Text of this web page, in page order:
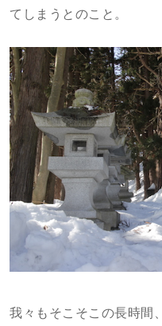
てしまうとのこと。
我々もそこそこの長時間